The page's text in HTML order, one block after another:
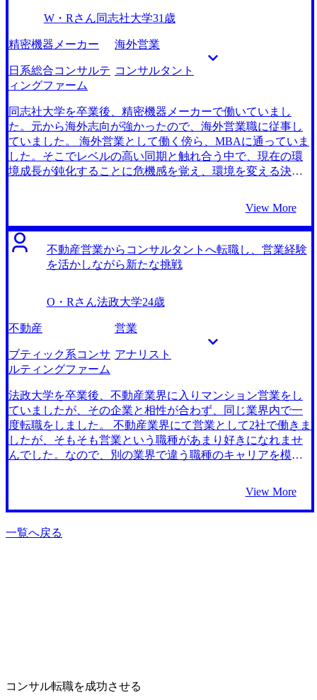
するかに集中できた点です。今思い返すと失敗した先輩は
に陥るという感じだったので、率直なサポートのおかげで
同じ轍を踏まずに済みました。 焦りから近視眼的になりす
ぎていた部分があったと反省しています。安部さんのよう
な冷静にアドバイスをいただける方に相談できていなかっ
たら危なかったと思います。 転職前は年収800万円、転職後
は年収800万円になりました。自分の経験値でまさか年収を
維持したまま転職できるとは思わなかったので、全く不満
はありません。 いただいた評価に見合うように、結果で返
していきたいと思っています。日々の業務をしっかりとこ
た、ご自身がスタートアップ向けの転職支援経験もあるた
め、私の経験したSaaS営業の苦労についても共感してくだ
さり、自分に寄り添ったサポートが期待できたからです。
法人営業からコンサルティングファームへ転職成功するた
めの知見が圧倒的に豊富だと感じました。実際に面接で聞
込んでくださるだけでなく、僕の方では一通り満足した内
容についても「こんな経験ありませんか？」「こういう苦
労ありませんでしたか？」と更に深掘りをしてくださり、
MyVisionさんの基準の高さには驚きました。実際にこの深
掘りから、アピールポイントの軸となるエピソードを見つ
をしっかりと言語化する中で、改めて自分にとってはクラ
イアントへの貢献を感じることが最大のモチベーション源
だと自信をもって認識できました。今後のキャリアの中で
も大事にしたいと考えています。 安部さんに依頼する前も
自分なりに自己分析やアピールポイントの整理はしていた
分析では非常に甘かったことが露見しました。 転職前は年
でもお話したことですが、フラットな立場でお客様の課題
解決がしたいと考えています。面接官の方もベンダー出身
で強い共感をいただきました。似たような価値観の方が多
い会社の雰囲気を感じたので、カルチャーフィットの心配
もしていません。コンサルタントとして、早く成長してい
きたいと思っています。
W・Rさん同志社大学31歳
精密機器メーカー 海外営業
日系総合コンサルテ
ィングファーム
コンサルタント
同志社大学を卒業後、精密機器メーカーで働いていまし
た。元から海外志向が強かったので、海外営業職に従事し
ていました。 海外営業として働く傍ら、MBAに通っていま
した。そこでレベルの高い同期と触れ合う中で、現在の環
境成長が鈍化することに危機感を覚え、環境を変える決心
力が高いことが、授業の中でも実感できたため、コンサル
タントへ転職を考え始めました。 2社です。 業界未経験か
らのコンサルティングファームへの転職支援実績が豊富で
あったことが、1つ目の理由です。コンサルティングファー
ムの特徴や案件について教えていただけたのは、コンサル
タントとして勤務経験があるエージェントの方が多い
MyVisionさんならではだと思います。 エージェントの中に
私と同じ大手メーカー出身の方がいらっしゃり、コミュニ
ケーションが取りやすかったことが2つ目の理由です。メー
その点で、どのようなキャリアステップができるのかなど
アドバイスいただき、非常に安心感がありました。 「この
企業では特にこういったポイントが重視される」など、私
の気になっているファームごとの情報を豊富に持ってお
り、選考対策や志望動機の作成に非常に役立ちました。イ
います。 今までの海外経験を生かせる、グローバル系のポ
ジションから内定を獲得できたことです。どのファームの
選考を受けるかをエージェントの方と一緒に擦り合わせ
View More
不動産営業からコンサルタントへ転職し、営業経験
を活かしながら新たな挑戦
O・Rさん法政大学24歳
不動産 営業
ブティック系コンサ
ルティングファーム
アナリスト
法政大学を卒業後、不動産業界に入りマンション営業をし
ていましたが、その企業と相性が合わず、同じ業界内で一
度転職をしました。 不動産業界にて営業として2社で働きま
したが、そもそも営業という職種があまり好きになれませ
んでした。なので、別の業界で違う職種のキャリアを模索
ので一旦検討したという背景です。 4社です。 最初の面談
で、厳しいながらも客観的な指摘をいただけたことです。
他社では当たり障りのない対応が多かったのですが、
リアを棚卸して、長期的な展望も見えて、最後は自信を持
って面接ができるようになりました。本当に感謝していま
View More
一覧へ戻る
コンサル転職を成功させる